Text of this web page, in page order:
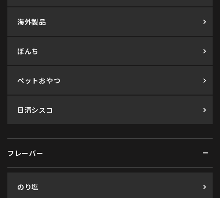
海外製品
ぼんち
ペットおやつ
日清シスコ
フレーバー
のり塩